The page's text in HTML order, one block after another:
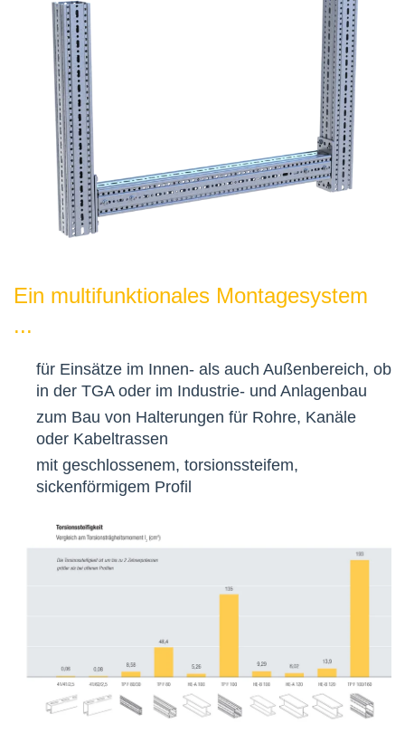
Ein multifunktionales Montagesystem
...
für Einsätze im Innen- als auch Außenbereich, ob
in der TGA oder im Industrie- und Anlagenbau
zum Bau von Halterungen für Rohre, Kanäle
oder Kabeltrassen
mit geschlossenem, torsionssteifem,
sickenförmigem Profil